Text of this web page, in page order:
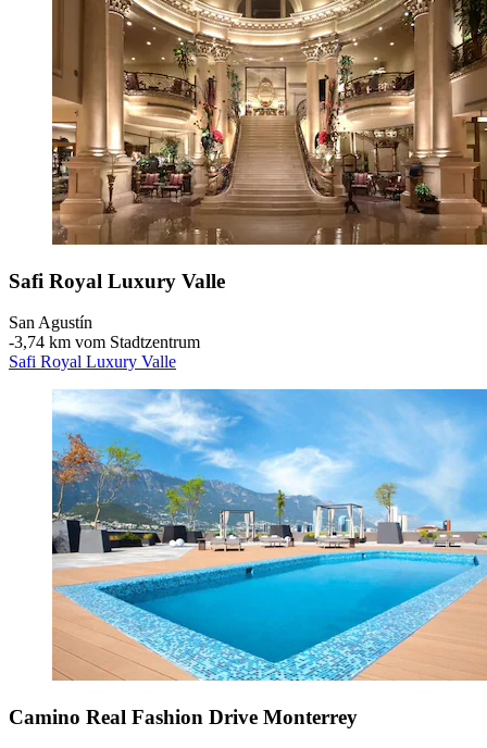
Safi Royal Luxury Valle
San Agustín
‐3,74 km vom Stadtzentrum
Safi Royal Luxury Valle
Camino Real Fashion Drive Monterrey